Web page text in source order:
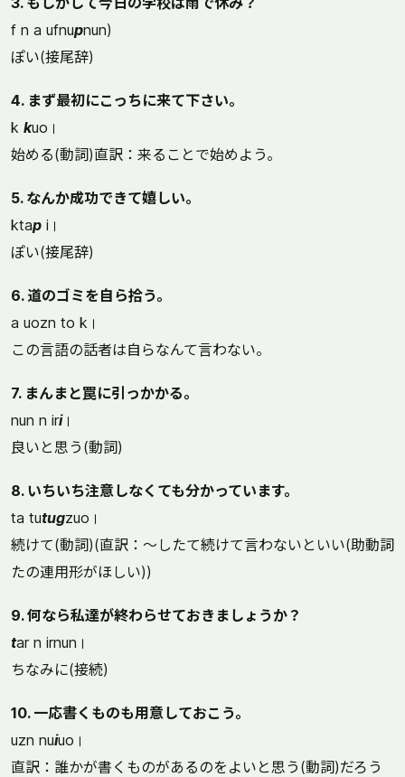
f n a ufnupnun)
ぽい(接尾辞)
4. まず最初にこっちに来て下さい。
k kuo।
始める(動詞)直訳：来ることで始めよう。
5. なんか成功できて嬉しい。
ktap i।
ぽい(接尾辞)
6. 道のゴミを自ら拾う。
a uozn to k।
この言語の話者は自らなんて言わない。
7. まんまと罠に引っかかる。
nun n iri।
良いと思う(動詞)
8. いちいち注意しなくても分かっています。
ta tutugzuo।
続けて(動詞)(直訳：～したて続けて言わないといい(助動詞
たの連用形がほしい))
9. 何なら私達が終わらせておきましょうか？
tar n irnun।
ちなみに(接続)
10. 一応書くものも用意しておこう。
uzn nuiuo।
直訳：誰かが書くものがあるのをよいと思う(動詞)だろう